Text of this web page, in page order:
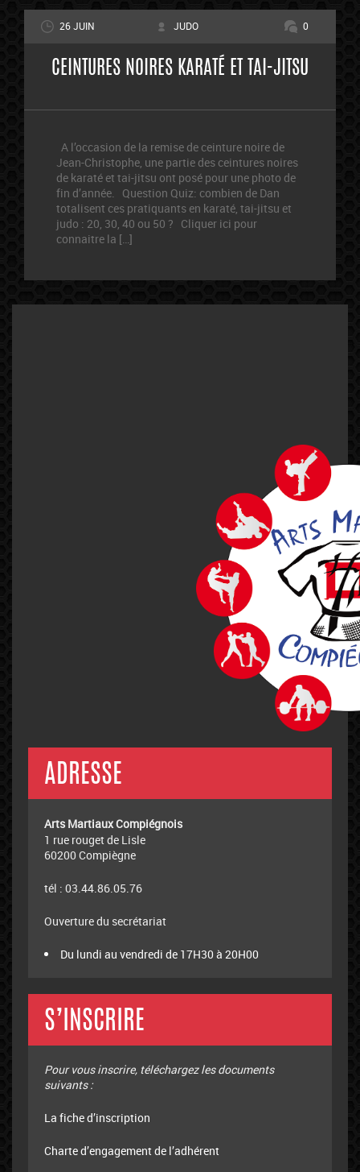
26 JUIN JUDO 0
CEINTURES NOIRES KARATÉ ET TAI-JITSU
A l’occasion de la remise de ceinture noire de
Jean-Christophe, une partie des ceintures noires
de karaté et tai-jitsu ont posé pour une photo de
fin d’année. Question Quiz: combien de Dan
totalisent ces pratiquants en karaté, tai-jitsu et
judo : 20, 30, 40 ou 50 ? Cliquer ici pour
connaitre la […]
ADRESSE
Arts Martiaux Compiégnois
1 rue rouget de Lisle
60200 Compiègne
tél : 03.44.86.05.76
Ouverture du secrétariat
Du lundi au vendredi de 17H30 à 20H00
S’INSCRIRE
Pour vous inscrire, téléchargez les documents
suivants :
La fiche d’inscription
Charte d’engagement de l’adhérent